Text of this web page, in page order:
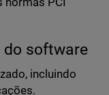
do software
incluindo